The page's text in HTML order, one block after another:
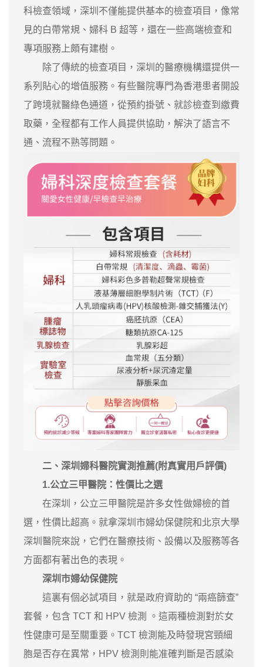
科檢查領域，深圳不僅能提供基本的檢查項目，像常
見的白帶常規、婦科 B 超等，還在一些高端檢查和
專項服務上頗有建樹。
除了傳統的檢查項目，深圳的醫療機構還提供一
系列貼心的增值服務。有些醫院專門為香港患者開設
了跨境就醫綠色通道，從預約掛號、就診檢查到繳費
取藥，全程都有工作人員提供協助，解決了語言不
通、流程不熟等問題。
二、深圳婦科醫院實測推薦(附真實用戶評價)
1.公立三甲醫院：性價比之選
在深圳，公立三甲醫院是許多女性做婦檢的首
選，性價比超高。就拿深圳市婦幼保健院和北京大學
深圳醫院來說，它們在醫療技術、設備以及服務等各
方面都有著出色的表現。
深圳市婦幼保健院
這裏有個必試項目，就是政府資助的 “兩癌篩查”
套餐，包含 TCT 和 HPV 檢測 。這兩種檢測對於女
性健康可是至關重要。TCT 檢測能及時發現宮頸細
胞是否存在異常，HPV 檢測則能准確判斷是否感染